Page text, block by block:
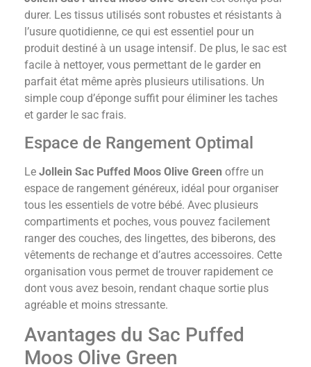
durer. Les tissus utilisés sont robustes et résistants à
l’usure quotidienne, ce qui est essentiel pour un
produit destiné à un usage intensif. De plus, le sac est
facile à nettoyer, vous permettant de le garder en
parfait état même après plusieurs utilisations. Un
simple coup d’éponge suffit pour éliminer les taches
et garder le sac frais.
Espace de Rangement Optimal
Le Jollein Sac Puffed Moos Olive Green offre un
espace de rangement généreux, idéal pour organiser
tous les essentiels de votre bébé. Avec plusieurs
compartiments et poches, vous pouvez facilement
ranger des couches, des lingettes, des biberons, des
vêtements de rechange et d’autres accessoires. Cette
organisation vous permet de trouver rapidement ce
dont vous avez besoin, rendant chaque sortie plus
agréable et moins stressante.
Avantages du Sac Puffed
Moos Olive Green